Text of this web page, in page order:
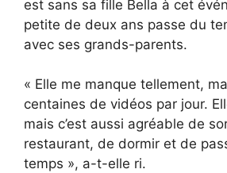
est sans sa fille Bella à cet
petite de deux ans passe du
avec ses grands-parents.
« Elle me manque tellement,
centaines de vidéos par jour.
mais c’est aussi agréable de
restaurant, de dormir et de
temps », a-t-elle ri.